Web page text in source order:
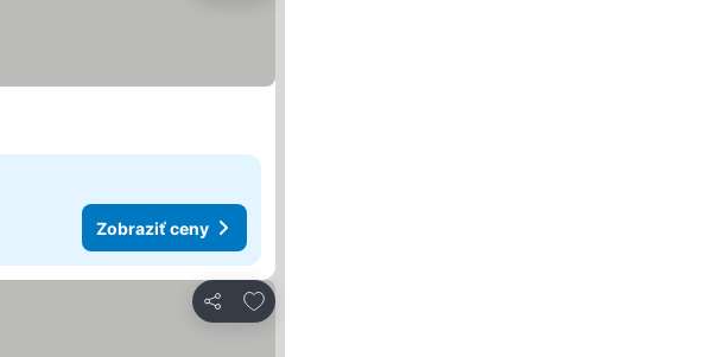
Zobraziť ceny
Zdieľať
Pridať do obľúbených